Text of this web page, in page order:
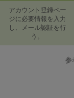
アカウント登録ペー
ジに必要情報を入力
し、メール認証を行
う。
参